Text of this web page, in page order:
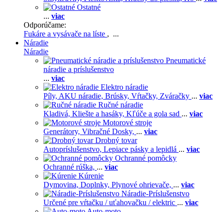
Ostatné
... viac
Odporúčame:
Fukáre a vysávače na líste , ...
Náradie
Náradie
Pneumatické
náradie a príslušenstvo
... viac
Elektro náradie
Píly, AKU náradie, Brúsky, Vŕtačky, Zváračky ... viac
Ručné náradie
Kladivá, Kliešte a hasáky, Kľúče a gola sad ... viac
Motorové stroje
Generátory, Vibračné Dosky, ... viac
Drobný tovar
Autopríslušenstvo, Lepiace pásky a lepidlá ... viac
Ochranné pomôcky
Ochranné rúška, ... viac
Kúrenie
Dymovina, Doplnky, Plynové ohrievače, ... viac
Náradie-Príslušenstvo
Určené pre vŕtačku / uťahovačku / elektric ... viac